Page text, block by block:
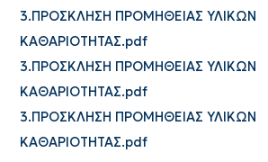
3.ΠΡΟΣΚΛΗΣΗ ΠΡΟΜΗΘΕΙΑΣ ΥΛΙΚΩΝ
ΚΑΘΑΡΙΟΤΗΤΑΣ.pdf
3.ΠΡΟΣΚΛΗΣΗ ΠΡΟΜΗΘΕΙΑΣ ΥΛΙΚΩΝ
ΚΑΘΑΡΙΟΤΗΤΑΣ.pdf
3.ΠΡΟΣΚΛΗΣΗ ΠΡΟΜΗΘΕΙΑΣ ΥΛΙΚΩΝ
ΚΑΘΑΡΙΟΤΗΤΑΣ.pdf